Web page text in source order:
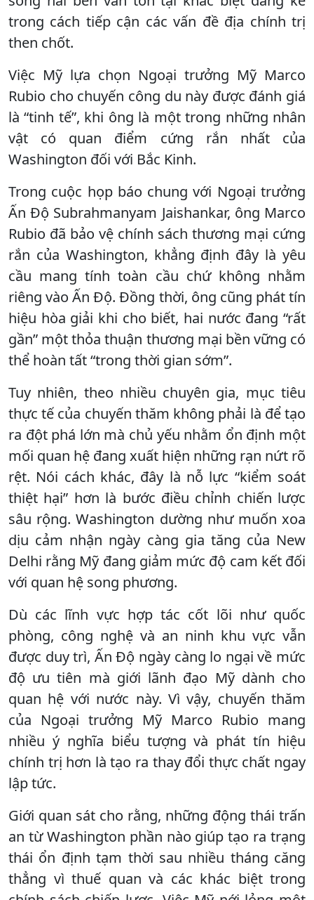
trong cách tiếp cận các vấn đề địa chính trị
then chốt.
Việc Mỹ lựa chọn Ngoại trưởng Mỹ Marco
Rubio cho chuyến công du này được đánh giá
là “tinh tế”, khi ông là một trong những nhân
vật có quan điểm cứng rắn nhất của
Washington đối với Bắc Kinh.
Trong cuộc họp báo chung với Ngoại trưởng
Ấn Độ Subrahmanyam Jaishankar, ông Marco
Rubio đã bảo vệ chính sách thương mại cứng
rắn của Washington, khẳng định đây là yêu
cầu mang tính toàn cầu chứ không nhằm
riêng vào Ấn Độ. Đồng thời, ông cũng phát tín
hiệu hòa giải khi cho biết, hai nước đang “rất
gần” một thỏa thuận thương mại bền vững có
thể hoàn tất “trong thời gian sớm”.
Tuy nhiên, theo nhiều chuyên gia, mục tiêu
thực tế của chuyến thăm không phải là để tạo
ra đột phá lớn mà chủ yếu nhằm ổn định một
mối quan hệ đang xuất hiện những rạn nứt rõ
rệt. Nói cách khác, đây là nỗ lực “kiểm soát
thiệt hại” hơn là bước điều chỉnh chiến lược
sâu rộng. Washington dường như muốn xoa
dịu cảm nhận ngày càng gia tăng của New
Delhi rằng Mỹ đang giảm mức độ cam kết đối
với quan hệ song phương.
Dù các lĩnh vực hợp tác cốt lõi như quốc
phòng, công nghệ và an ninh khu vực vẫn
được duy trì, Ấn Độ ngày càng lo ngại về mức
độ ưu tiên mà giới lãnh đạo Mỹ dành cho
quan hệ với nước này. Vì vậy, chuyến thăm
của Ngoại trưởng Mỹ Marco Rubio mang
nhiều ý nghĩa biểu tượng và phát tín hiệu
chính trị hơn là tạo ra thay đổi thực chất ngay
lập tức.
Giới quan sát cho rằng, những động thái trấn
an từ Washington phần nào giúp tạo ra trạng
thái ổn định tạm thời sau nhiều tháng căng
thẳng vì thuế quan và các khác biệt trong